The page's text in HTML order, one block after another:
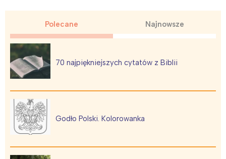
Polecane Najnowsze
70 najpiękniejszych cytatów z Biblii
Godło Polski. Kolorowanka